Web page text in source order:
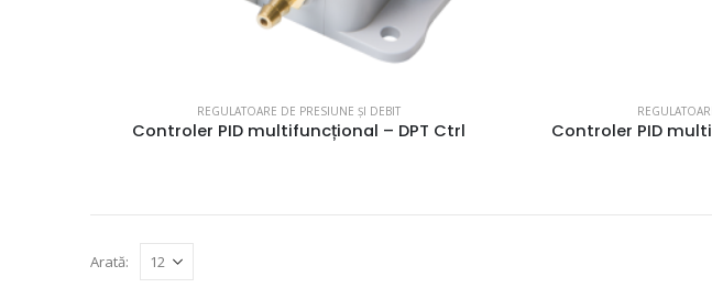
REGULATOARE DE PRESIUNE ȘI DEBIT
Controler PID multifuncțional – DPT Ctrl Controler PID
Arată: